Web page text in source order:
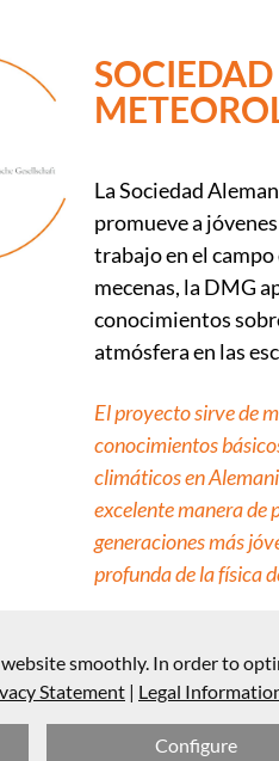
La Sociedad
promueve a
trabajo en el
mecenas, la DMG
conocimientos
atmósfera en las
El proyecto sirve de
conocimientos
climáticos en
excelente manera de
generaciones más
profunda de la física
smoothly. In order to
Statement | Legal
Configure